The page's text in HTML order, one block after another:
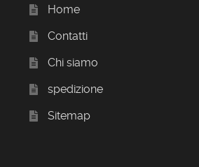
Home
Contatti
Chi siamo
spedizione
Sitemap